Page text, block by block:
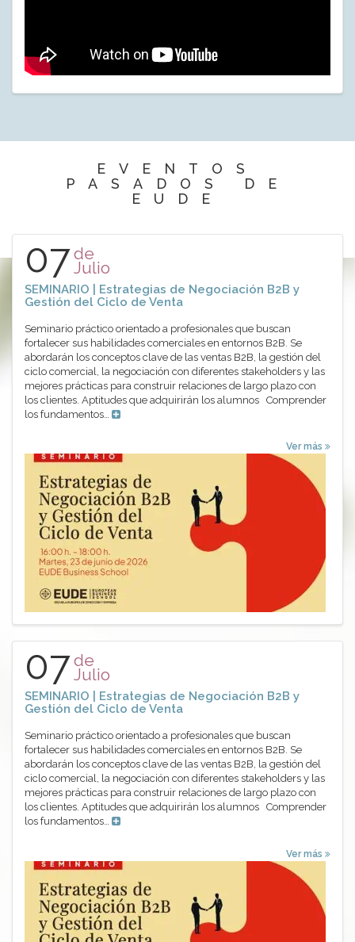
EVENTOS
PASADOS DE
EUDE
07de
Julio
SEMINARIO | Estrategias de Negociación B2B y
Gestión del Ciclo de Venta
Seminario práctico orientado a profesionales que buscan
fortalecer sus habilidades comerciales en entornos B2B. Se
abordarán los conceptos clave de las ventas B2B, la gestión del
ciclo comercial, la negociación con diferentes stakeholders y las
mejores prácticas para construir relaciones de largo plazo con
los clientes. Aptitudes que adquirirán los alumnos Comprender
los fundamentos…
Ver más
07de
Julio
SEMINARIO | Estrategias de Negociación B2B y
Gestión del Ciclo de Venta
Seminario práctico orientado a profesionales que buscan
fortalecer sus habilidades comerciales en entornos B2B. Se
abordarán los conceptos clave de las ventas B2B, la gestión del
ciclo comercial, la negociación con diferentes stakeholders y las
mejores prácticas para construir relaciones de largo plazo con
los clientes. Aptitudes que adquirirán los alumnos Comprender
los fundamentos…
Ver más